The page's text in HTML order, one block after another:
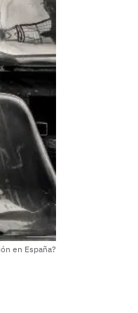
en España?